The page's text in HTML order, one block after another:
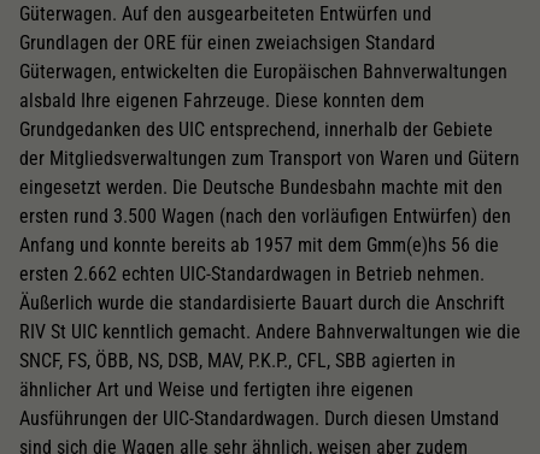
Güterwagen. Auf den ausgearbeiteten Entwürfen und
Grundlagen der ORE für einen zweiachsigen Standard
Güterwagen, entwickelten die Europäischen Bahnverwaltungen
alsbald Ihre eigenen Fahrzeuge. Diese konnten dem
Grundgedanken des UIC entsprechend, innerhalb der Gebiete
der Mitgliedsverwaltungen zum Transport von Waren und Gütern
eingesetzt werden. Die Deutsche Bundesbahn machte mit den
ersten rund 3.500 Wagen (nach den vorläufigen Entwürfen) den
Anfang und konnte bereits ab 1957 mit dem Gmm(e)hs 56 die
ersten 2.662 echten UIC-Standardwagen in Betrieb nehmen.
Äußerlich wurde die standardisierte Bauart durch die Anschrift
RIV St UIC kenntlich gemacht. Andere Bahnverwaltungen wie die
SNCF, FS, ÖBB, NS, DSB, MAV, P.K.P., CFL, SBB agierten in
ähnlicher Art und Weise und fertigten ihre eigenen
Ausführungen der UIC-Standardwagen. Durch diesen Umstand
sind sich die Wagen alle sehr ähnlich, weisen aber zudem